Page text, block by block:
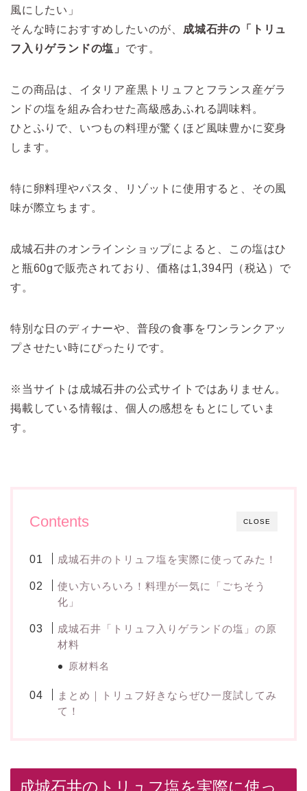
風にしたい」
そんな時におすすめしたいのが、 成城石井の「トリュ
フ入りゲランドの塩」 です。
この商品は、イタリア産黒トリュフとフランス産ゲラ
ンドの塩を組み合わせた高級感あふれる調味料。
ひとふりで、いつもの料理が驚くほど風味豊かに変身
します。
特に卵料理やパスタ、リゾットに使用すると、その風
味が際立ちます。
成城石井のオンラインショップによると、この塩はひ
と瓶60gで販売されており、価格は1,394円（税込）で
す。
特別な日のディナーや、普段の食事をワンランクアッ
プさせたい時にぴったりです。
※当サイトは成城石井の公式サイトではありません。
掲載している情報は、個人の感想をもとにしていま
す。
CLOSE
Contents
成城石井のトリュフ塩を実際に使ってみた！
使い方いろいろ！料理が一気に「ごちそう
化」
成城石井「トリュフ入りゲランドの塩」の原
材料
原材料名
まとめ｜トリュフ好きならぜひ一度試してみ
て！
成城石井のトリュフ塩を実際に使っ